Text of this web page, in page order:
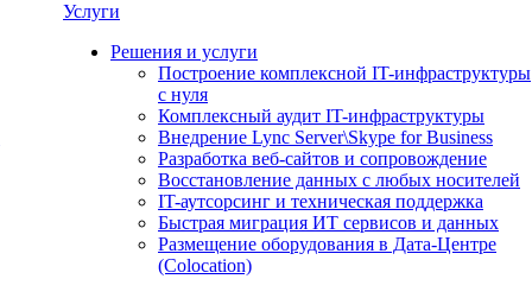
Услуги
Решения и услуги
Построение комплексной IT-инфраструктуры
с нуля
Комплексный аудит IT-инфраструктуры
Внедрение Lync Server\Skype for Business
Разработка веб-сайтов и сопровождение
Восстановление данных с любых носителей
IT-аутсорсинг и техническая поддержка
Быстрая миграция ИТ сервисов и данных
Размещение оборудования в Дата-Центре
(Colocation)